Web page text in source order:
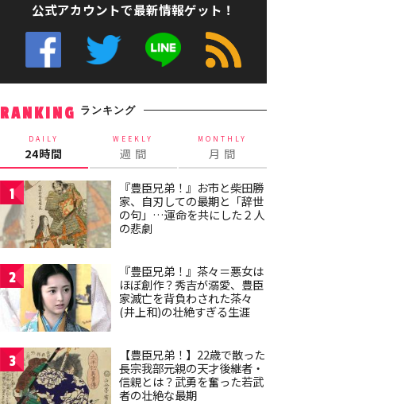
公式アカウントで最新情報ゲット！
RANKING ランキング
DAILY
24時間
WEEKLY
週 間
MONTHLY
月 間
1
『豊臣兄弟！』お市と柴田勝
家、自刃しての最期と「辞世
の句」…運命を共にした２人
の悲劇
2
『豊臣兄弟！』茶々＝悪女は
ほぼ創作？秀吉が溺愛、豊臣
家滅亡を背負わされた茶々
(井上和)の壮絶すぎる生涯
3
【豊臣兄弟！】22歳で散った
長宗我部元親の天才後継者・
信親とは？武勇を奮った若武
者の壮絶な最期